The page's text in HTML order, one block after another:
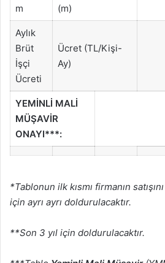
m
(m)
Aylık
Brüt
İşçi
Ücreti
Ücret (TL/Kişi-
Ay)
YEMİNLİ MALİ
MÜŞAVİR
ONAYI***:
*Tablonun ilk kısmı firmanın
için ayrı ayrı doldurulacaktır.
**Son 3 yıl için doldurulacaktır.